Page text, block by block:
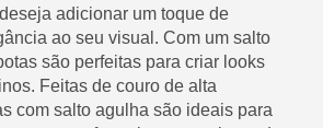
adicionar um toque de
ao seu visual. Com um salto
são perfeitas para criar looks
Feitas de couro de alta
com salto agulha são ideais para